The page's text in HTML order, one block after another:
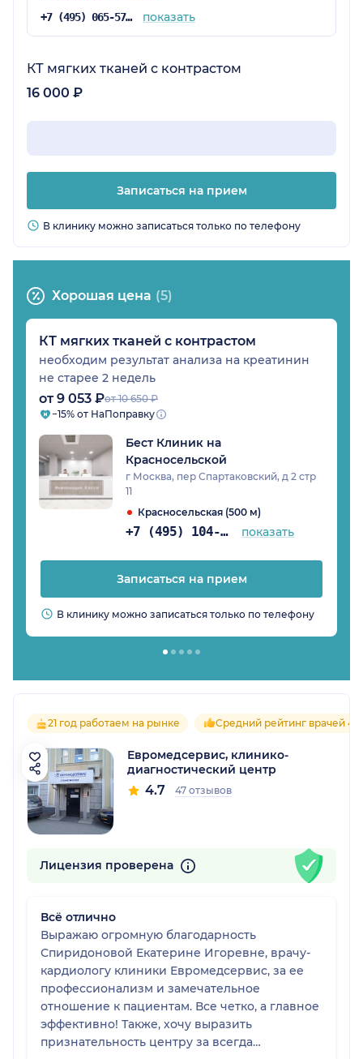
+7 (495) 065-57-73 показать
КТ мягких тканей с контрастом
16 000 ₽
Записаться на прием
В клинику можно записаться только по телефону
Хорошая цена (5)
КТ мягких тканей с контрастом
необходим результат анализа на креатинин
не старее 2 недель
от 9 053 ₽от 10 650 ₽
−15% от НаПоправку
Бест Клиник на
Красносельской
г Москва, пер Спартаковский, д 2 стр
11
Красносельская (500 м)
+7 (495) 104-99-85 показать
Записаться на прием
В клинику можно записаться только по телефону
21 год работаем на рынке Средний рейтинг врачей 4.7
Евромедсервис, клинико-
диагностический центр
4.7 47 отзывов
Лицензия проверена
Всё отлично
Выражаю огромную благодарность
Спиридоновой Екатерине Игоревне, врачу-
кардиологу клиники Евромедсервис, за ее
профессионализм и замечательное
отношение к пациентам. Все четко, а главное
эффективно! Также, хочу выразить
признательность центру за всегда